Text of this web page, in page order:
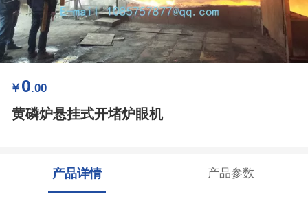
￥ 0.00
黄磷炉悬挂式开堵炉眼机
产品详情 产品参数